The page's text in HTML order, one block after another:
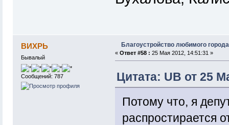
ВИХРЬ
Бывалый
Сообщений: 787
Благоустройство любимого
« Ответ #58 : 25 Мая 2012, 14:51:31 »
Цитата: UB от 25
Потому что, я
распростирается